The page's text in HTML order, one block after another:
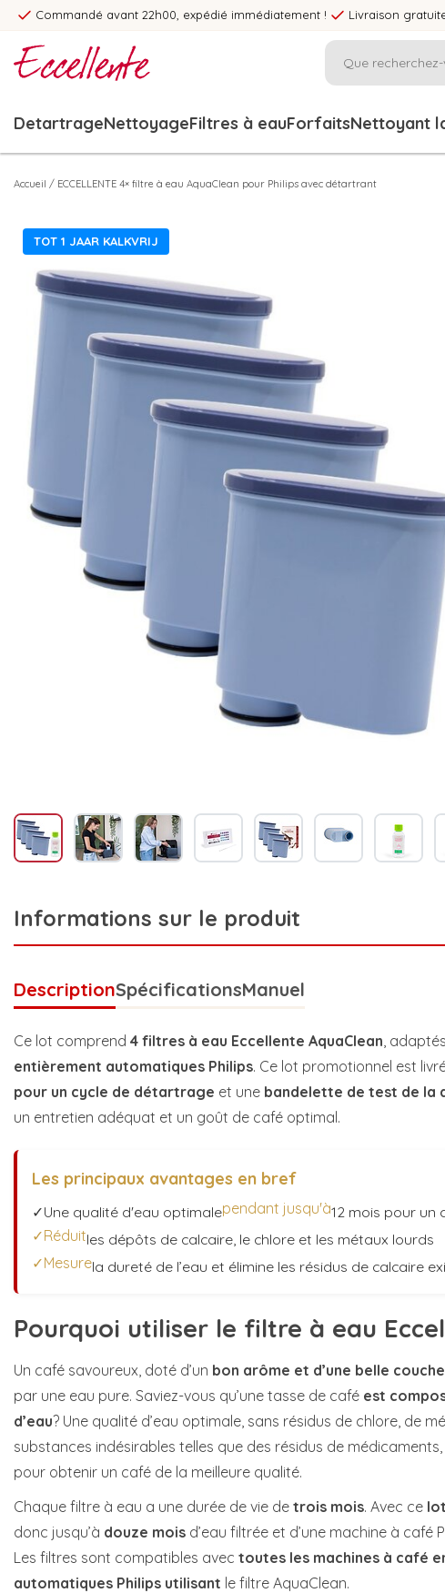
Commandé avant 22h00, expédié immédiatement ! Livraison
DetartrageNettoyageFiltres à eauForfaitsNettoyant
Accueil / ECCELLENTE 4× filtre à eau AquaClean pour Philips avec détartrant
TOT 1 JAAR KALKVRIJ
Informations sur le produit
DescriptionSpécificationsManuel
Ce lot comprend 4 filtres à eau Eccellente AquaClean,
entièrement automatiques Philips. Ce lot promotionnel est
pour un cycle de détartrage et une bandelette de test de la
un entretien adéquat et un goût de café optimal.
Les principaux avantages en bref
✓Une qualité d'eau optimalependant jusqu'à12 mois pour un
✓Réduitles dépôts de calcaire, le chlore et les métaux lourds
✓Mesurela dureté de l’eau et élimine les résidus de calcaire
Pourquoi utiliser le filtre à eau
Un café savoureux, doté d’un bon arôme et d’une belle
par une eau pure. Saviez-vous qu’une tasse de café est
d’eau? Une qualité d’eau optimale, sans résidus de chlore, de
substances indésirables telles que des résidus de
pour obtenir un café de la meilleure qualité.
Chaque filtre à eau a une durée de vie de trois mois. Avec ce
donc jusqu’à douze mois d’eau filtrée et d’une machine à café
Les filtres sont compatibles avec toutes les machines à café
automatiques Philips utilisant le filtre AquaClean.